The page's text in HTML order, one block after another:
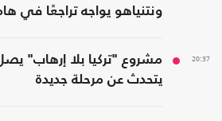
ونتنياهو يواجه تراجعًا في
20:37
مشروع "تركيا بلا إرهاب" يصل
يتحدث عن مرحلة جديدة